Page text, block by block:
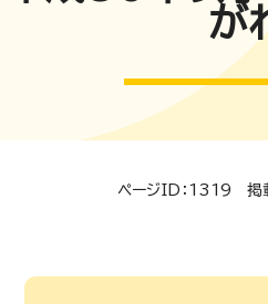
が
ページID：1319